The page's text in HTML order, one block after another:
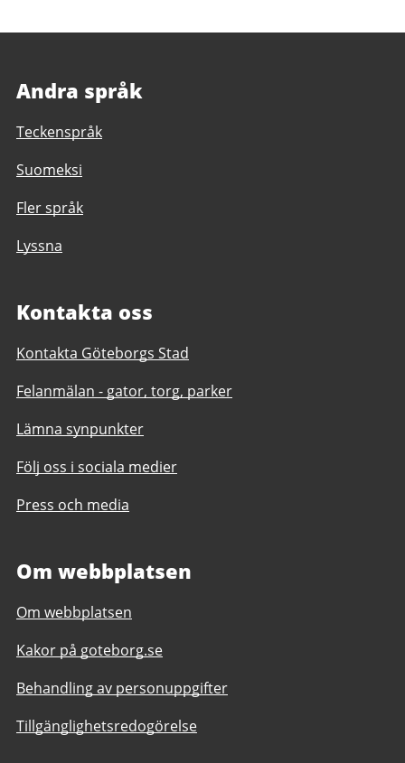
Andra språk
Teckenspråk
Suomeksi
Fler språk
Lyssna
Kontakta oss
Kontakta Göteborgs Stad
Felanmälan - gator, torg, parker
Lämna synpunkter
Följ oss i sociala medier
Press och media
Om webbplatsen
Om webbplatsen
Kakor på goteborg.se
Behandling av personuppgifter
Tillgänglighetsredogörelse